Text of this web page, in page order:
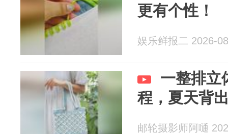
更有个性！
娱乐鲜报二 2026-
一整排立
程，夏天背
邮轮摄影师阿嗵